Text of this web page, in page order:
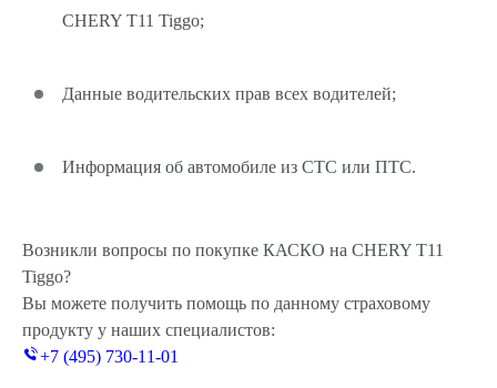
CHERY T11 Tiggo;
Данные водительских прав всех водителей;
Информация об автомобиле из СТС или ПТС.
Возникли вопросы по покупке КАСКО на CHERY T11
Tiggo?
Вы можете получить помощь по данному страховому
продукту у наших специалистов:
+7 (495) 730-11-01